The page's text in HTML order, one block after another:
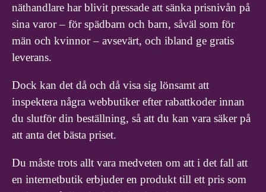
näthandlare har blivit pressade att sänka prisnivån på
sina varor – för spädbarn och barn, såväl som för
män och kvinnor – avsevärt, och ibland ge gratis
leverans.
Dock kan det då och då visa sig lönsamt att
inspektera några webbutiker efter rabattkoder innan
du slutför din beställning, så att du kan vara säker på
att anta det bästa priset.
Du måste trots allt vara medveten om att i det fall att
en internetbutik erbjuder en produkt till ett pris som